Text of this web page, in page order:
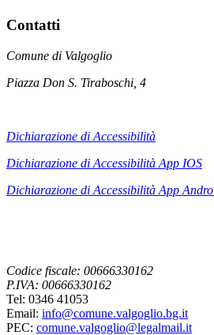
Contatti
Comune di Valgoglio
Piazza Don S. Tiraboschi, 4
Dichiarazione di Accessibilità
Dichiarazione di Accessibilità App IOS
Dichiarazione di Accessibilità App
Codice fiscale: 00666330162
P.IVA: 00666330162
Tel: 0346 41053
Email: info@comune.valgoglio.bg.it
PEC: comune.valgoglio@legalmail.it